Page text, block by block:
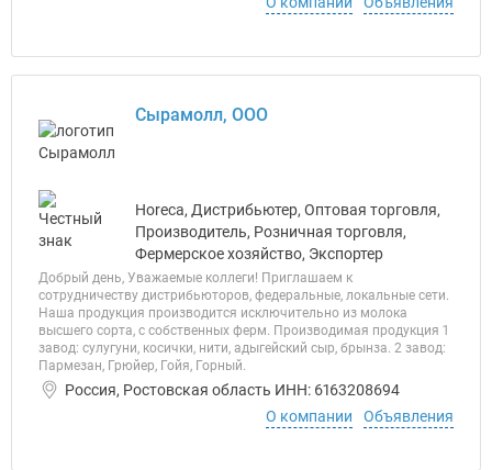
Сырамолл, ООО
Horeca, Дистрибьютер, Оптовая торговля,
Производитель, Розничная торговля,
Фермерское хозяйство, Экспортер
Добрый день, Уважаемые коллеги! Приглашаем к
сотрудничеству дистрибьюторов, федеральные, локальные сети.
Наша продукция производится исключительно из молока
высшего сорта, с собственных ферм. Производимая продукция 1
завод: сулугуни, косички, нити, адыгейский сыр, брынза. 2 завод:
Пармезан, Грюйер, Гойя, Горный.
Россия, Ростовская область ИНН: 6163208694
О компании
Объявления